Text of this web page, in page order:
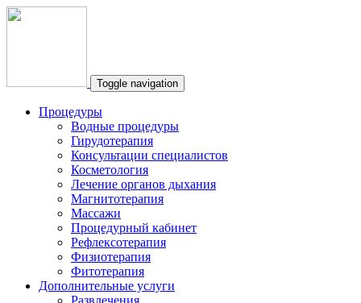
Toggle navigation
Процедуры
Водные процедуры
Гирудотерапия
Консультации специалистов
Косметология
Лечение органов дыхания
Магнитотерапия
Массажи
Процедурный кабинет
Рефлексотерапия
Физиотерапия
Фитотерапия
Дополнительные услуги
Развлечения